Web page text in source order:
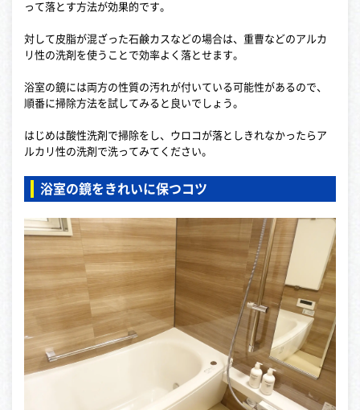
って落とす方法が効果的です。
対して皮脂が混ざった石鹸カスなどの場合は、重曹などのアルカ
リ性の洗剤を使うことで効率よく落とせます。
浴室の鏡には両方の性質の汚れが付いている可能性があるので、
順番に掃除方法を試してみると良いでしょう。
はじめは酸性洗剤で掃除をし、ウロコが落としきれなかったらア
ルカリ性の洗剤で洗ってみてください。
浴室の鏡をきれいに保つコツ